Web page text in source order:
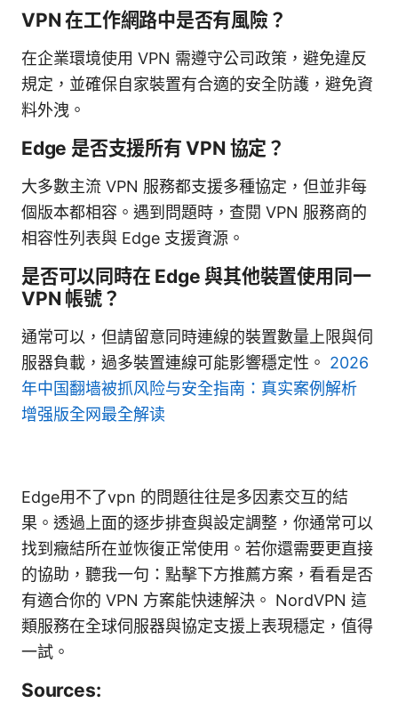
VPN 在工作網路中是否有風險？
在企業環境使用 VPN 需遵守公司政策，避免違反
規定，並確保自家裝置有合適的安全防護，避免資
料外洩。
Edge 是否支援所有 VPN 協定？
大多數主流 VPN 服務都支援多種協定，但並非每
個版本都相容。遇到問題時，查閱 VPN 服務商的
相容性列表與 Edge 支援資源。
是否可以同時在 Edge 與其他裝置使用同一
VPN 帳號？
通常可以，但請留意同時連線的裝置數量上限與伺
服器負載，過多裝置連線可能影響穩定性。 2026
年中国翻墙被抓风险与安全指南：真实案例解析
增强版全网最全解读
Edge用不了vpn 的問題往往是多因素交互的結
果。透過上面的逐步排查與設定調整，你通常可以
找到癥結所在並恢復正常使用。若你還需要更直接
的協助，聽我一句：點擊下方推薦方案，看看是否
有適合你的 VPN 方案能快速解決。 NordVPN 這
類服務在全球伺服器與協定支援上表現穩定，值得
一試。
Sources: